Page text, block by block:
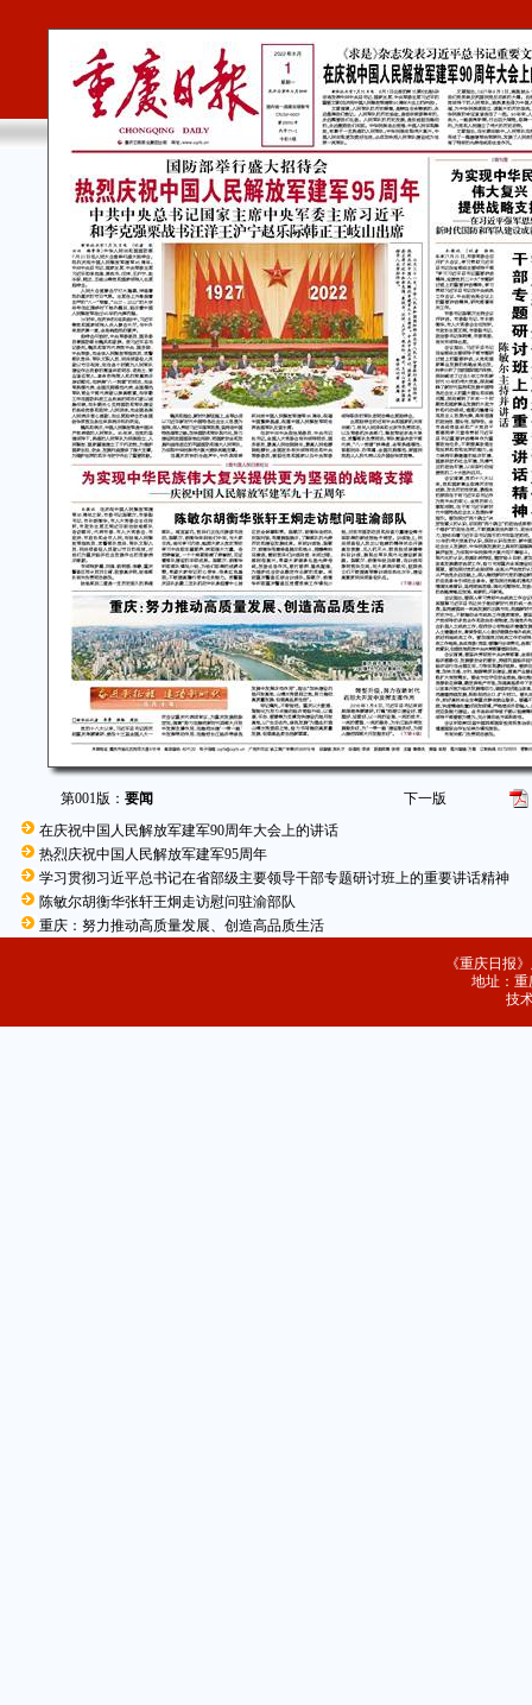
第001版：要闻
下一版
在庆祝中国人民解放军建军90周年大会上的讲话
热烈庆祝中国人民解放军建军95周年
学习贯彻习近平总书记在省部级主要领导干部专题研讨班上的重要讲话精神
陈敏尔胡衡华张轩王炯走访慰问驻渝部队
重庆：努力推动高质量发展、创造高品质生活
《重庆日报
地址：重
技